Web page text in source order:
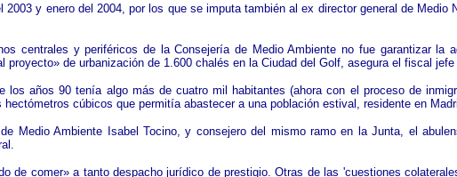
y enero del 2004, por los que se imputa también al ex director general de Medio
centrales y periféricos de la Consejería de Medio Ambiente no fue garantizar la
de urbanización de 1.600 chalés en la Ciudad del Golf, asegura el fiscal
los años 90 tenía algo más de cuatro mil habitantes (ahora con el proceso de
cúbicos que permitía abastecer a una población estival, residente en
Medio Ambiente Isabel Tocino, y consejero del mismo ramo en la Junta, el
de comer» a tanto despacho jurídico de prestigio. Otras de las 'cuestiones